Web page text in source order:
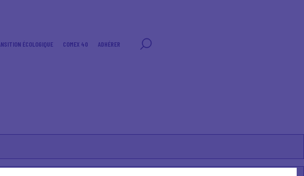
ÉCOLOGIQUE COMEX 40 ADHÉRER